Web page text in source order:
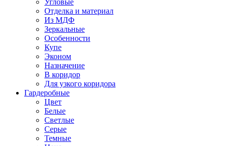
Угловые
Отделка и материал
Из МДФ
Зеркальные
Особенности
Купе
Эконом
Назначение
В коридор
Для узкого коридора
Гардеробные
Цвет
Белые
Светлые
Серые
Темные